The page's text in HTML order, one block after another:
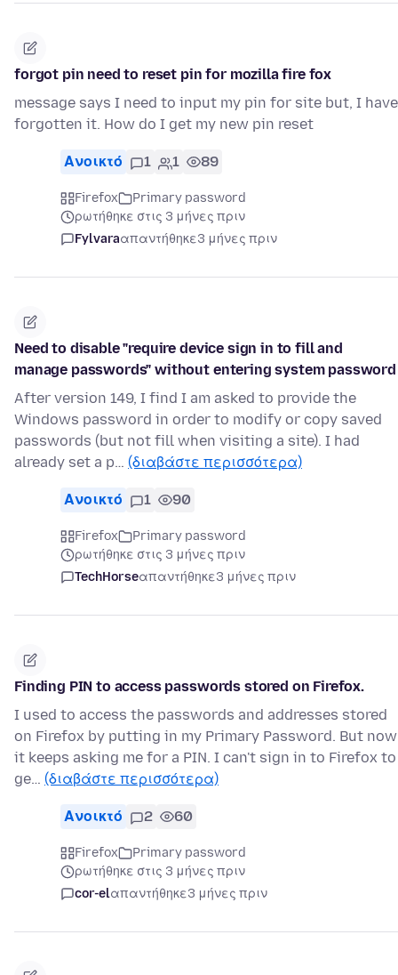
forgot pin need to reset pin for mozilla fire fox
message says I need to input my pin for site but, I have
forgotten it. How do I get my new pin reset
Ανοικτό 1 1 89
Firefox
Primary password
ρωτήθηκε στις 3 μήνες πριν
Fylvaraαπαντήθηκε3 μήνες πριν
Need to disable "require device sign in to fill and
manage passwords" without entering system password
After version 149, I find I am asked to provide the
Windows password in order to modify or copy saved
passwords (but not fill when visiting a site). I had
already set a p… (διαβάστε περισσότερα)
Ανοικτό 1 90
Firefox
Primary password
ρωτήθηκε στις 3 μήνες πριν
TechHorseαπαντήθηκε3 μήνες πριν
Finding PIN to access passwords stored on Firefox.
I used to access the passwords and addresses stored
on Firefox by putting in my Primary Password. But now
it keeps asking me for a PIN. I can't sign in to Firefox to
ge… (διαβάστε περισσότερα)
Ανοικτό 2 60
Firefox
Primary password
ρωτήθηκε στις 3 μήνες πριν
cor-elαπαντήθηκε3 μήνες πριν